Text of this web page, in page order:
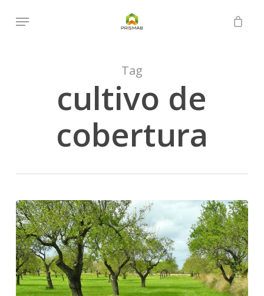
Menu
Close
Tag
cultivo de
cobertura